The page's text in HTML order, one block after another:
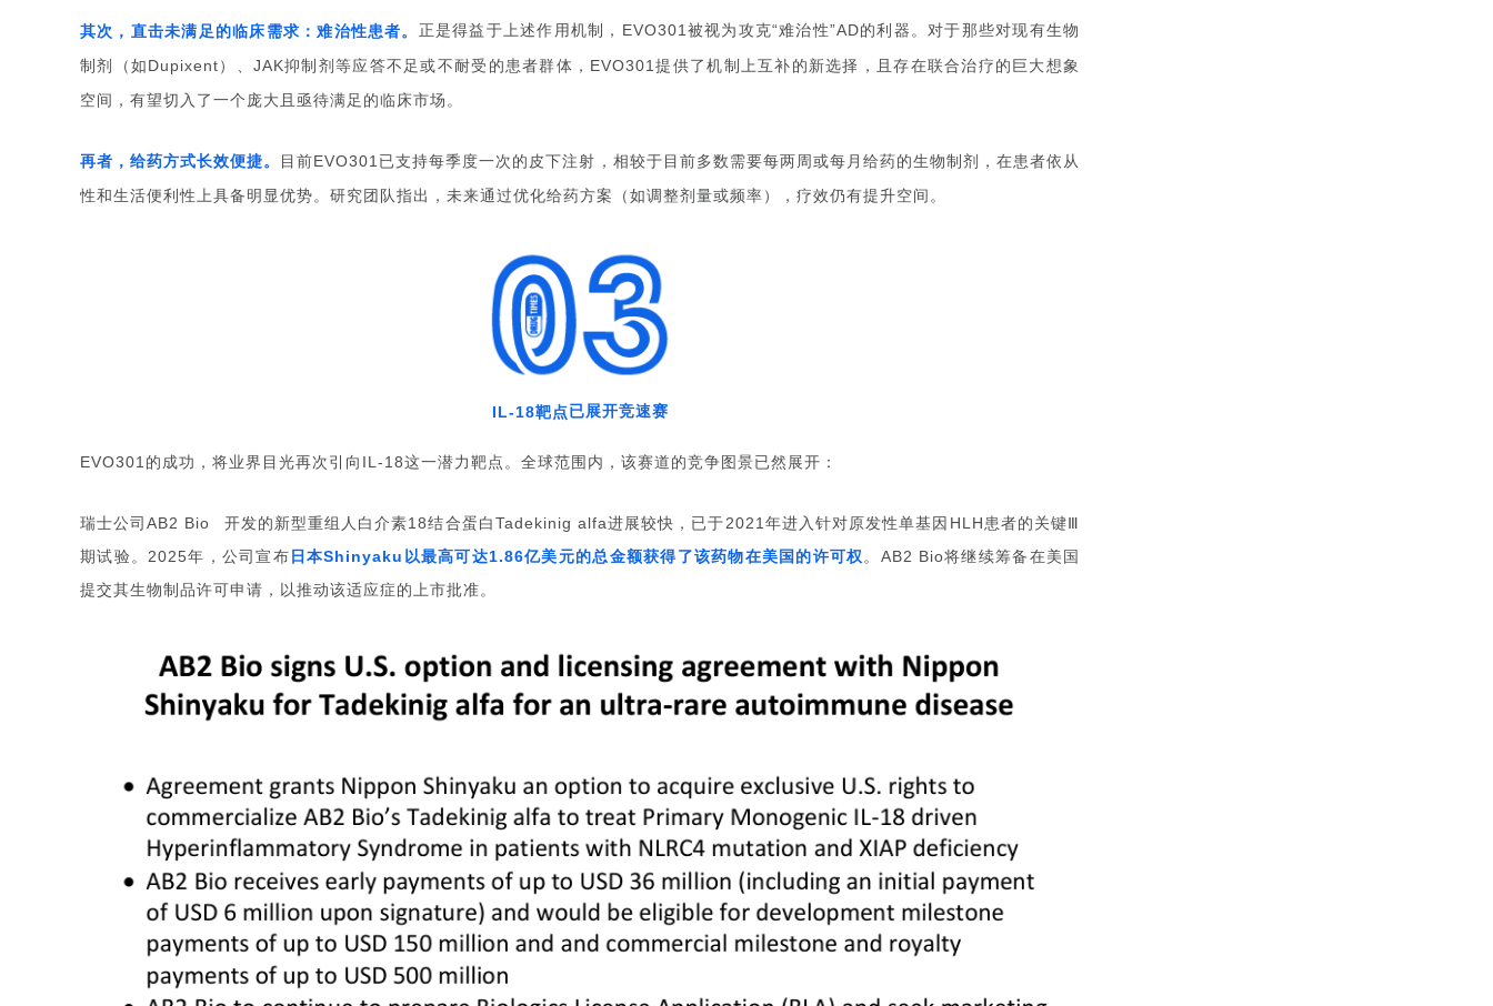
其次，直击未满足的临床需求：难治性患者。 正是得益于上述作用机制， EVO301被视为攻克“难治性”AD的利器。对于那些对现有生物
制剂（如Dupixent）、 JAK抑制剂等应答不足或不耐受的患者群体， EVO301提供了机制上互补的新选择，且存在联合治疗的巨大想象
空间，有望切入了一个庞大且亟待满足的临床市场。
再者，给药方式长效便捷。 目前EVO301已支持每季度一次的皮下注射，相较于目前多数需要每两周或每月给药的生物制剂，在患者依从
性和生活便利性上具备明显优势。研究团队指出，未来通过优化给药方案（如调整剂量或频率），疗效仍有提升空间。
IL-18靶点已展开竞速赛
EVO301的成功，将业界目光再次引向 IL-18这一潜力靶点。全球范围内，该赛道的竞争图景已然展开：
瑞士公司AB2 Bio 开发的新型重组人白介素18结合蛋白Tadekinig alfa进展较快，已于2021 年进入针对原发性单基因 HLH患者的关键Ⅲ
期试验。 2025年，公司宣布 日本Shinyaku 以最高可达1.86亿美元的总金额获得了该药物在美国的许可权 。 AB2 Bio将继续筹备在美国
提交其生物制品许可申请，以推动该适应症的上市批准。